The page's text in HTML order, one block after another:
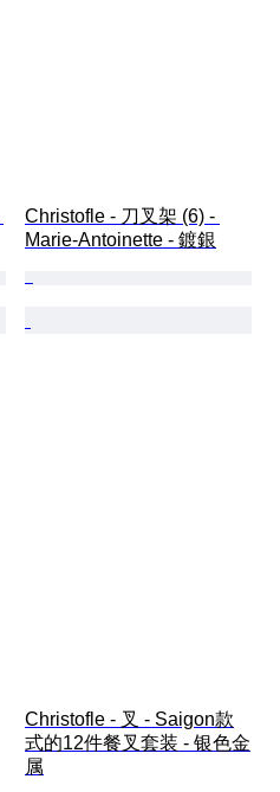
Christofle - 刀叉架 (6) -
Marie-Antoinette - 鍍銀
Christofle - 叉 - Saigon款
式的12件餐叉套装 - 银色金
属